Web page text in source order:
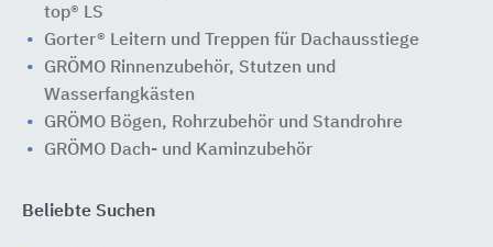
top® LS
Gorter® Leitern und Treppen für Dachausstiege
GRÖMO Rinnenzubehör, Stutzen und
Wasserfangkästen
GRÖMO Bögen, Rohrzubehör und Standrohre
GRÖMO Dach- und Kaminzubehör
Beliebte Suchen